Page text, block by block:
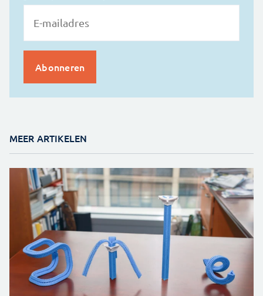
MEER ARTIKELEN